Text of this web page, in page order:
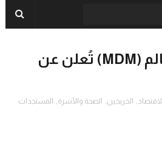
منظمة أطباء العالم (MDM) تُعلن عن
الاقتصاد, الخريجين, الصحة والأسرة,
المستجدات